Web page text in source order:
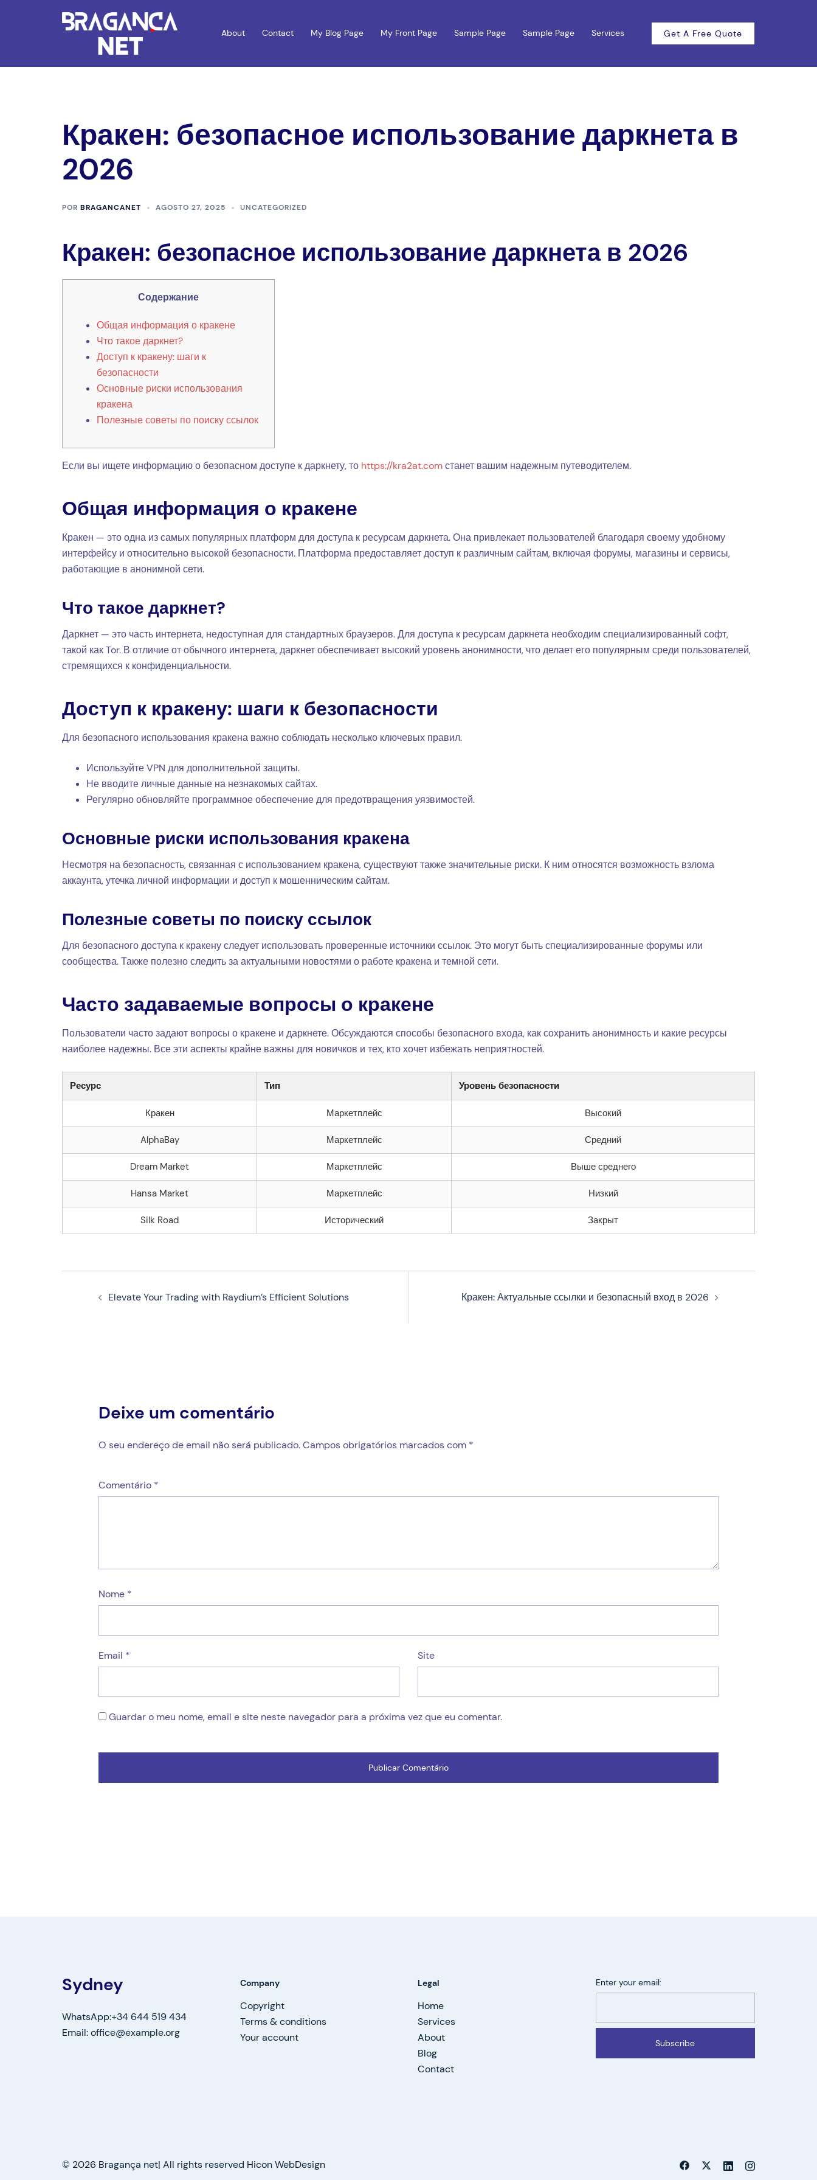
About Contact My Blog Page My Front Page Sample Page Sample Page Services Get A Free Quote
Кракен: безопасное использование даркнета в
2026
POR BRAGANCANET AGOSTO 27, 2025 UNCATEGORIZED
Кракен: безопасное использование даркнета в 2026
Содержание
Общая информация о кракене
Что такое даркнет?
Доступ к кракену: шаги к
безопасности
Основные риски использования
кракена
Полезные советы по поиску ссылок
Если вы ищете информацию о безопасном доступе к даркнету, то https://kra2at.comстанет вашим надежным путеводителем.
Общая информация о кракене
Кракен — это одна из самых популярных платформ для доступа к ресурсам даркнета. Она привлекает пользователей благодаря своему удобному
интерфейсу и относительно высокой безопасности. Платформа предоставляет доступ к различным сайтам, включая форумы, магазины и сервисы,
работающие в анонимной сети.
Что такое даркнет?
Даркнет — это часть интернета, недоступная для стандартных браузеров. Для доступа к ресурсам даркнета необходим специализированный софт,
такой как Tor. В отличие от обычного интернета, даркнет обеспечивает высокий уровень анонимности, что делает его популярным среди пользователей,
стремящихся к конфиденциальности.
Доступ к кракену: шаги к безопасности
Для безопасного использования кракена важно соблюдать несколько ключевых правил.
Используйте VPN для дополнительной защиты.
Не вводите личные данные на незнакомых сайтах.
Регулярно обновляйте программное обеспечение для предотвращения уязвимостей.
Основные риски использования кракена
Несмотря на безопасность, связанная с использованием кракена, существуют также значительные риски. К ним относятся возможность взлома
аккаунта, утечка личной информации и доступ к мошенническим сайтам.
Полезные советы по поиску ссылок
Для безопасного доступа к кракену следует использовать проверенные источники ссылок. Это могут быть специализированные форумы или
сообщества. Также полезно следить за актуальными новостями о работе кракена и темной сети.
Часто задаваемые вопросы о кракене
Пользователи часто задают вопросы о кракене и даркнете. Обсуждаются способы безопасного входа, как сохранить анонимность и какие ресурсы
наиболее надежны. Все эти аспекты крайне важны для новичков и тех, кто хочет избежать неприятностей.
Ресурс Тип Уровень безопасности
Кракен Маркетплейс Высокий
AlphaBay Маркетплейс Средний
Dream Market Маркетплейс Выше среднего
Hansa Market Маркетплейс Низкий
Silk Road Исторический Закрыт
Elevate Your Trading with Raydium’s Efficient Solutions Кракен: Актуальные ссылки и безопасный вход в 2026
Deixe um comentário
O seu endereço de email não será publicado.Campos obrigatórios marcados com *
Comentário *
Nome *
Email * Site
Guardar o meu nome, email e site neste navegador para a próxima vez que eu comentar.
Sydney
WhatsApp:+34 644 519 434
Email: office@example.org
Company
Copyright
Terms & conditions
Your account
Legal
Home
Services
About
Blog
Contact
Enter your email:
Subscribe
© 2026 Bragança net| All rights reserved Hicon WebDesign